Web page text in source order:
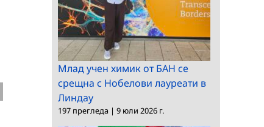
Конкурс за главен
Заседание на научно
Млад учен химик от БАН се
срещна с Нобелови лауреати в
Линдау
197 прегледа | 9 юли 2026 г.